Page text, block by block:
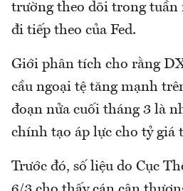
trường theo dõi trong tuần
đi tiếp theo của Fed.
Giới phân tích cho rằng
cầu ngoại tệ tăng mạnh
đoạn nửa cuối tháng 3 là
chính tạo áp lực cho tỷ giá
Trước đó, số liệu do Cục